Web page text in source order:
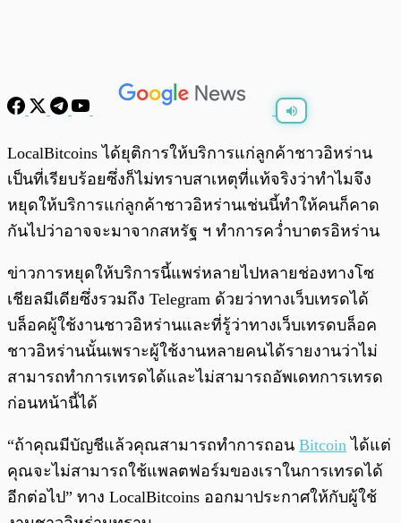
/ 0:00
LocalBitcoins ได้ยุติการให้บริการแก่ลูกค้าชาวอิหร่าน
เป็นที่เรียบร้อยซึ่งก็ไม่ทราบสาเหตุที่แท้จริงว่าทำไมจึง
หยุดให้บริการแก่ลูกค้าชาวอิหร่านเช่นนี้ทำให้คนก็คาด
กันไปว่าอาจจะมาจากสหรัฐ ฯ ทำการคว่ำบาตรอิหร่าน
ข่าวการหยุดให้บริการนี้แพร่หลายไปหลายช่องทางโซ
เชียลมีเดียซึ่งรวมถึง Telegram ด้วยว่าทางเว็บเทรดได้
บล็อคผู้ใช้งานชาวอิหร่านและที่รู้ว่าทางเว็บเทรดบล็อค
ชาวอิหร่านนั้นเพราะผู้ใช้งานหลายคนได้รายงานว่าไม่
สามารถทำการเทรดได้และไม่สามารถอัพเดทการเทรด
ก่อนหน้านี้ได้
“ถ้าคุณมีบัญชีแล้วคุณสามารถทำการถอน Bitcoin ได้แต่
คุณจะไม่สามารถใช้แพลตฟอร์มของเราในการเทรดได้
อีกต่อไป” ทาง LocalBitcoins ออกมาประกาศให้กับผู้ใช้